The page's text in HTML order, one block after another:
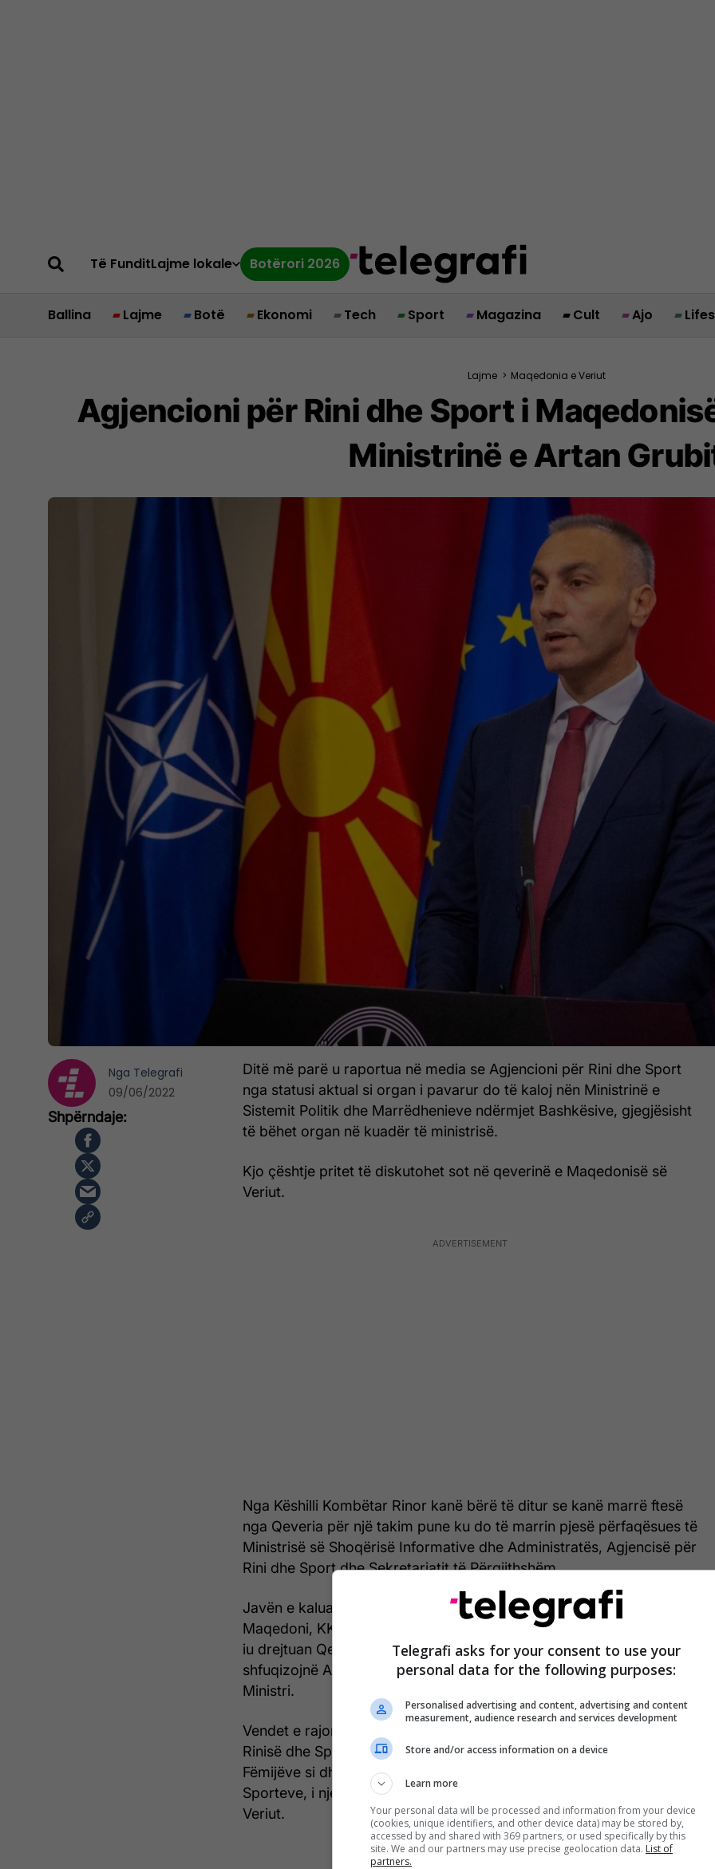
Të FunditLajme lokale Botërori 2026
Ballina Lajme Botë Ekonomi Tech Sport Magazina Cult Ajo
Lajme > Maqedonia e Veriut
Agjencioni për Rini dhe Sport i
Ministrinë e Artan
Ditë më parë u raportua në media se Agjencioni për Rini dhe Sport
nga statusi aktual si organ i pavarur do të kaloj nën Ministrinë e
Sistemit Politik dhe Marrëdhenieve ndërmjet Bashkësive, gjegjësisht
të bëhet organ në kuadër të ministrisë.
Kjo çështje pritet të diskutohet sot në qeverinë e Maqedonisë së
Veriut.
Nga Këshilli Kombëtar Rinor kanë bërë të ditur se kanë marrë ftesë
nga Qeveria për një takim pune ku do të marrin pjesë përfaqësues të
Ministrisë së Shoqërisë Informative dhe Administratës, Agjencisë për
Rini dhe Sport dhe Sekretariatit të Përgjithshëm.
Javën e kaluar, tri organizatat më të mëdha "ombrellë" në
Maqedoni, KKMK, Koalicioni SEGA dhe Sindikata për Punë të Rinisë,
iu drejtuan Qeverisë me një letër të hapur, duke kërkuar që të mos e
shfuqizojnë Agjencinë për Rini dhe Sport, por ta shëndrrojnë në
Ministri.
Vendet e rajonit si Serbia, Bullgaria dhe Mali i Zi kanë Ministrinë e
Rinisë dhe Sportit, Shqipëria ka Ministrinë e Rinisë dhe Mirëqenies së
Fëmijëve si dhe Kosova ka Ministrinë e Kulturës, Rinisë dhe
Sporteve, i njejti shembull pritet të zbatohet edhe në Maqedoninë e
Veriut.
Nga Telegrafi
09/06/2022
Telegrafi asks for your consent to use your
personal data for the following purposes:
Personalised advertising and content, advertising and content
measurement, audience research and services development
Store and/or access information on a device
Learn more
Your personal data will be processed and information from your device
(cookies, unique identifiers, and other device data) may be stored by,
accessed by and shared with 369 partners, or used specifically by this
site. We and our partners may use precise geolocation data. List of
partners.